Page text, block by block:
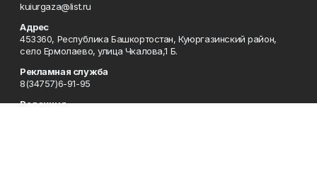
kuiurgaza@list.ru
Адрес
453360, Республика Башкортостан, Куюргазинский район,
село Ермолаево, улица Чкалова,1 Б.
Рекламная служба
8(34757)6-91-95
Редакция